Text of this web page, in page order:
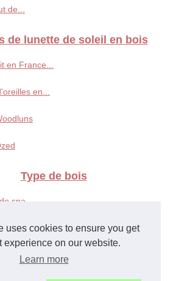
uses cookies to ensure you get
experience on our website.
Learn more
de...
de lunette de soleil en bois
en France...
en...
Type de bois
spa,...